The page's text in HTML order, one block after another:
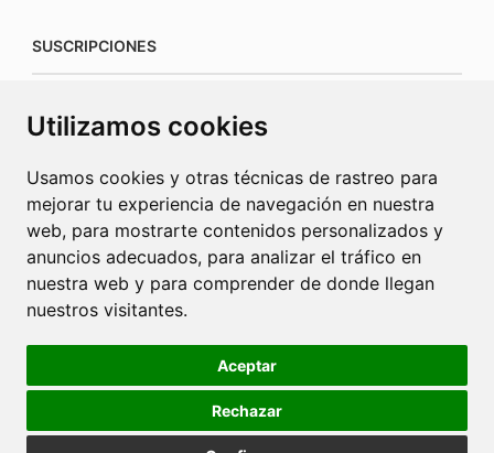
Utilizamos cookies
Usamos cookies y otras técnicas de rastreo para
mejorar tu experiencia de navegación en nuestra
web, para mostrarte contenidos personalizados y
anuncios adecuados, para analizar el tráfico en
nuestra web y para comprender de donde llegan
nuestros visitantes.
Aceptar
Rechazar
SUSCRIPCIONES
www.connecorrevistas.com
PUBLICIDAD
Política de Cookies Política de Privacidad
Publicidad